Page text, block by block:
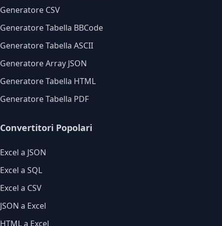
Generatore CSV
Generatore Tabella BBCode
Generatore Tabella ASCII
Generatore Array JSON
Generatore Tabella HTML
Generatore Tabella PDF
Convertitori Popolari
Excel a JSON
Excel a SQL
Excel a CSV
JSON a Excel
HTML a Excel